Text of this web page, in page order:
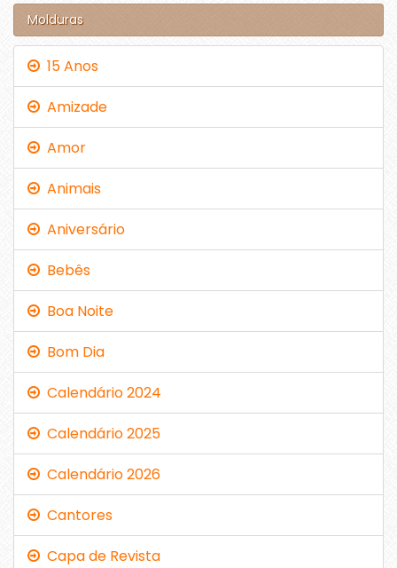
Molduras
15 Anos
Amizade
Amor
Animais
Aniversário
Bebês
Boa Noite
Bom Dia
Calendário 2024
Calendário 2025
Calendário 2026
Cantores
Capa de Revista